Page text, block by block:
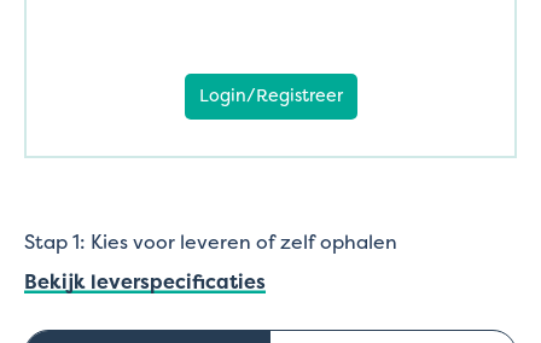
Login/Registreer
Stap 1: Kies voor leveren of zelf ophalen
Bekijk leverspecificaties